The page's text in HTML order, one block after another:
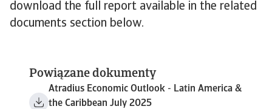
download the full report available in the related
documents section below.
Powiązane dokumenty
Atradius Economic Outlook - Latin America &
the Caribbean July 2025